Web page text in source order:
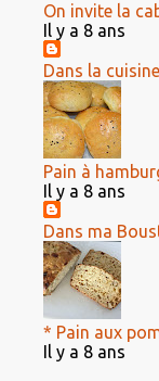
On invite la
Il y a 8 ans
Dans la
Pain à
Il y a 8 ans
Dans ma
* Pain aux
Il y a 8 ans